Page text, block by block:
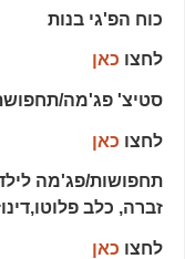
כוח הפ'גי בנות
לחצו כאן
סטיצ' פג'מה/
לחצו כאן
תחפושות/פג'מה
זברה, כלב
לחצו כאן